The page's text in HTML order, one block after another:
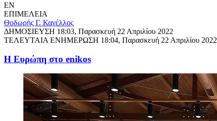
EN
ΕΠΙΜΕΛΕΙΑ
Θοδωρής Γ. Κανέλλος
ΔΗΜΟΣΙΕΥΣΗ 18:03, Παρασκευή 22 Απριλίου 2022
ΤΕΛΕΥΤΑΙΑ ΕΝΗΜΕΡΩΣΗ 18:04, Παρασκευή 22 Απριλίου 2022
Η Ευρώπη στο enikos